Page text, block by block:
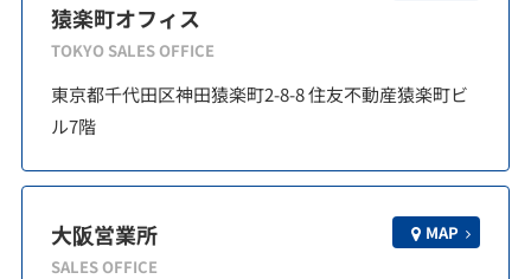
猿楽町オフィス
TOKYO SALES OFFICE
東京都千代田区神田猿楽町2-8-8 住友不動産猿楽町ビ
ル7階
大阪営業所
SALES OFFICE
MAP